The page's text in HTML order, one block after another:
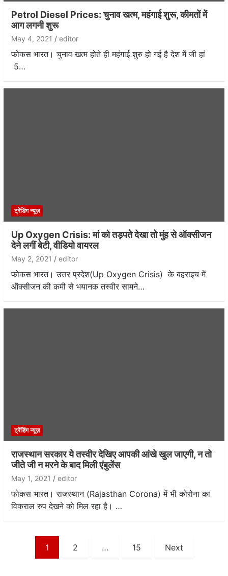
Petrol Diesel Prices: चुनाव खत्म, महंगाई शुरू, कीमतों में
आग लगनी शुरू
May 4, 2021 editor
फोकस भारत। चुनाव खत्म होते ही महंगाई शुरु हो गई है देश में जी हां
5…
ट्रेंडिंग न्यूज़
Up Oxygen Crisis: मां को तड़पते देखा तो मुंह से ऑक्सीजन
देने लगीं बेटी, वीड‍ियो वायरल
May 2, 2021 editor
फोकस भारत। उत्तर प्रदेश(Up Oxygen Crisis) के बहराइच में
ऑक्सीजन की कमी से भयानक तस्वीर सामने…
ट्रेंडिंग न्यूज़
राजस्थान सरकार ये तस्वीर देखिए आपकी आंखे खुल जाएगी, न तो
जीते जी न मरने के बाद मिली एंबुलेंस
May 1, 2021 editor
फोकस भारत। राजस्थान (Rajasthan Corona) में भी कोरोना का
विकराल रुप देखने को मिल रहा है। …
Posts
navigation
1 2 … 15 Next